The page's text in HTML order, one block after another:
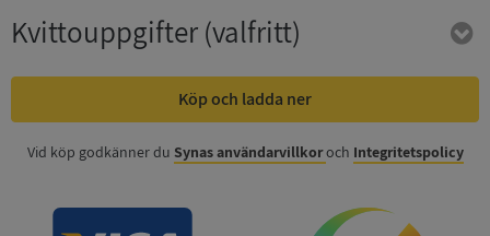
Kvittouppgifter(valfritt)
Köp och ladda ner
Vid köp godkänner du Synas användarvillkoroch Integritetspolicy